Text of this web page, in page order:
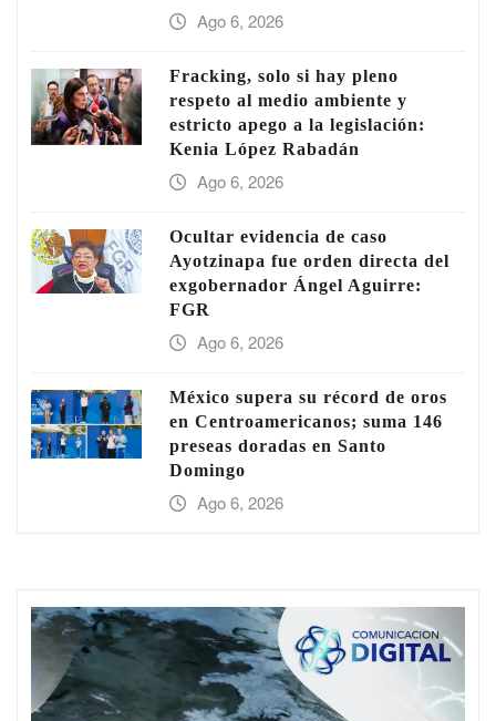
Ago 6, 2026
Fracking, solo si hay pleno
respeto al medio ambiente y
estricto apego a la legislación:
Kenia López Rabadán
Ago 6, 2026
Ocultar evidencia de caso
Ayotzinapa fue orden directa del
exgobernador Ángel Aguirre:
FGR
Ago 6, 2026
México supera su récord de oros
en Centroamericanos; suma 146
preseas doradas en Santo
Domingo
Ago 6, 2026